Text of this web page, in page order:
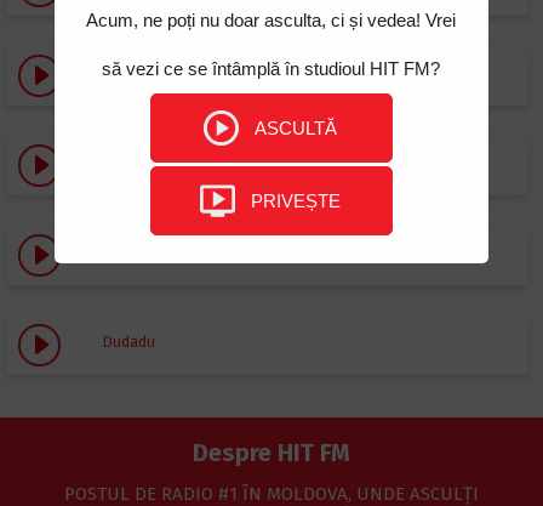
Acum, ne poți nu doar asculta, ci și vedea! Vrei
să vezi ce se întâmplă în studioul HIT FM?
ASCULTĂ
PRIVEȘTE
Visele (Dj Dark & MD Dj Remix)
Sa nu uiti cat te-am iubit
Dudadu
Despre HIT FM
POSTUL DE RADIO #1 ÎN MOLDOVA, UNDE ASCULŢI